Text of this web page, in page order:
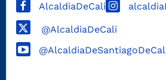
AlcaldiaDeCali
@AlcaldiaDeCali